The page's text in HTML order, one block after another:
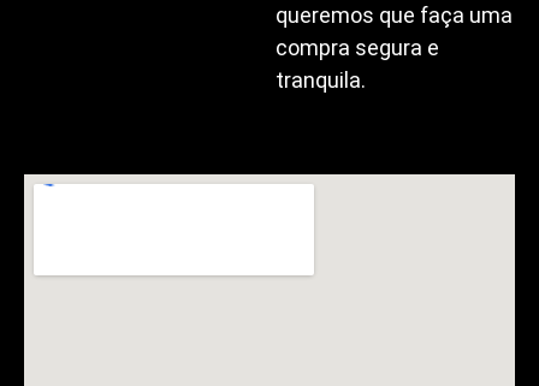
queremos que faça uma
compra segura e
tranquila.